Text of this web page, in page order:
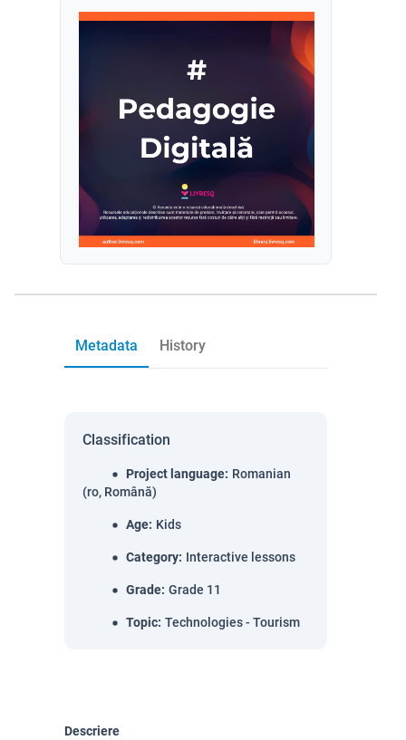
Metadata History
Classification
Project language: Romanian
(ro, Română)
Age: Kids
Category: Interactive lessons
Grade: Grade 11
Topic: Technologies - Tourism
Descriere